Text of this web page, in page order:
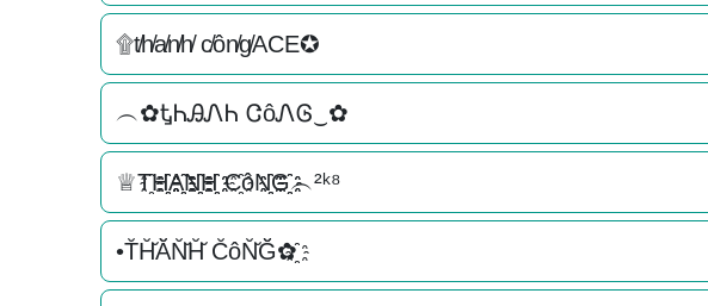
۩t̸h̸a̸n̸h̸ c̸ôn̸g̸ACE✪
︵✿ᎿᏂᎯᏁᏂ ᏣôᏁᎶ‿✿
♕T҈H҈҈A҈҈N҈҈H҈҈ C҈ôN҈҈G҈҈︵²ᵏ⁸
•T̆H̆̆Ă̆N̆̆H̆̆ C̆ôN̆̆Ğ̆✿҈